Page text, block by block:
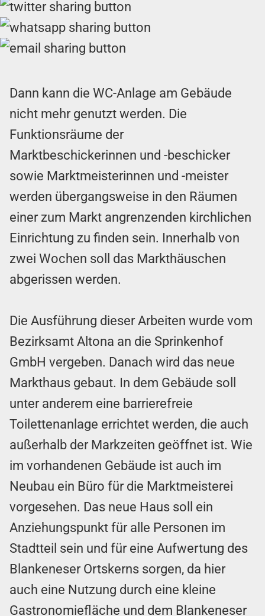
Dann kann die WC-Anlage am Gebäude
nicht mehr genutzt werden. Die
Funktionsräume der
Marktbeschickerinnen und -beschicker
sowie Marktmeisterinnen und -meister
werden übergangsweise in den Räumen
einer zum Markt angrenzenden kirchlichen
Einrichtung zu finden sein. Innerhalb von
zwei Wochen soll das Markthäuschen
abgerissen werden.
Die Ausführung dieser Arbeiten wurde vom
Bezirksamt Altona an die Sprinkenhof
GmbH vergeben. Danach wird das neue
Markthaus gebaut. In dem Gebäude soll
unter anderem eine barrierefreie
Toilettenanlage errichtet werden, die auch
außerhalb der Markzeiten geöffnet ist. Wie
im vorhandenen Gebäude ist auch im
Neubau ein Büro für die Marktmeisterei
vorgesehen. Das neue Haus soll ein
Anziehungspunkt für alle Personen im
Stadtteil sein und für eine Aufwertung des
Blankeneser Ortskerns sorgen, da hier
auch eine Nutzung durch eine kleine
Gastronomiefläche und dem Blankeneser